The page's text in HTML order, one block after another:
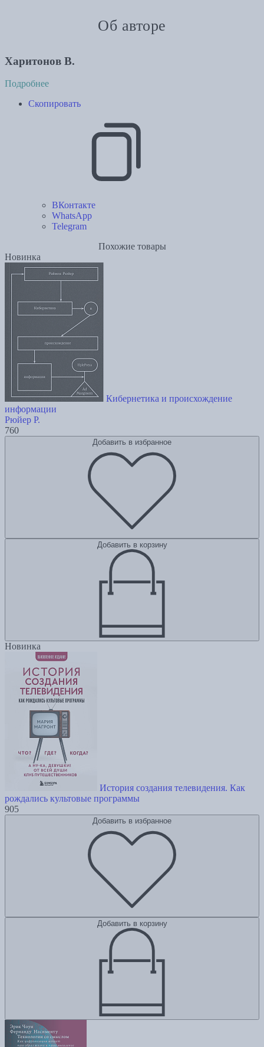
Об авторе
Харитонов В.
Подробнее
Скопировать
ВКонтакте
WhatsApp
Telegram
Похожие товары
Новинка
Кибернетика и происхождение
информации
Рюйер Р.
760
Добавить в избранное
Добавить в корзину
Новинка
История создания телевидения. Как
рождались культовые программы
905
Добавить в избранное
Добавить в корзину